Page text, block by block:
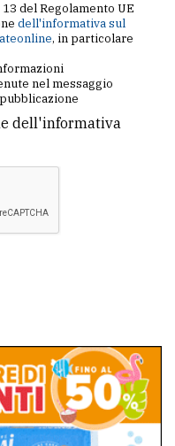
del Regolamento UE
dell'informativa sul
, in particolare
nel messaggio
dell'informativa